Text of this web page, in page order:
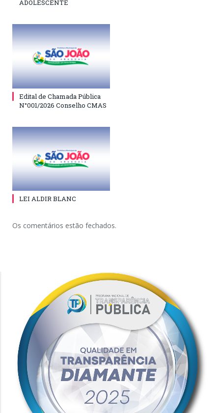
ADOLESCENTE
Edital de Chamada Pública
N°001/2026 Conselho CMAS
LEI ALDIR BLANC
Os comentários estão fechados.